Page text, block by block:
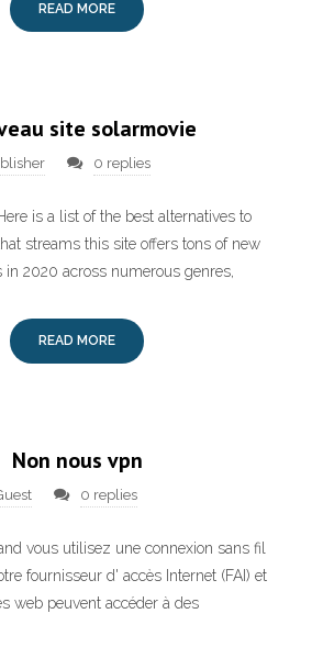
READ MORE
site solarmovie
0 replies
is a list of the best alternatives to
streams this site offers tons of new
in 2020 across numerous genres,
READ MORE
Non nous vpn
0 replies
vous utilisez une connexion sans fil
fournisseur d' accès Internet (FAI) et
web peuvent accéder à des